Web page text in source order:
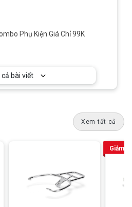
Phụ Kiện Giá Chỉ 99K
cả bài viết
Xem tất cả
Giảm